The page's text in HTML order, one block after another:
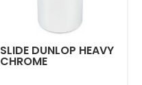
SLIDE DUNLOP HEAVY
CHROME